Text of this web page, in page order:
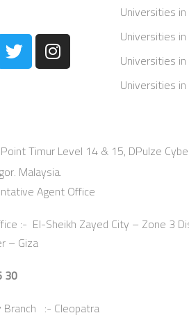
Universities
Universities in
Universities
Universities
Timur Level 14 & 15, DPulze
Malaysia.
Agent Office
:- El-Sheikh Zayed City – Zone 3
– Giza
30
Branch :- Cleopatra